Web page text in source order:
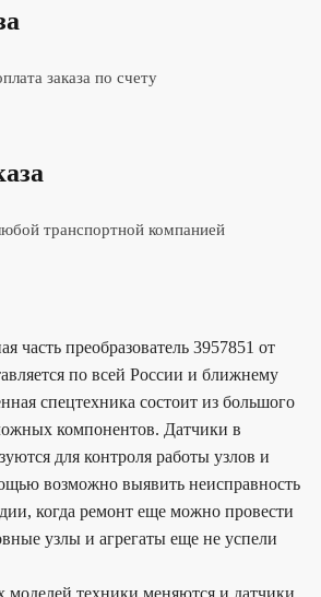
заказа по счету
транспортной компанией
часть преобразователь 3957851 от
по всей России и ближнему
спецтехника состоит из большого
компонентов. Датчики в
для контроля работы узлов и
возможно выявить неисправность
когда ремонт еще можно провести
узлы и агрегаты еще не успели
техники меняются и датчики